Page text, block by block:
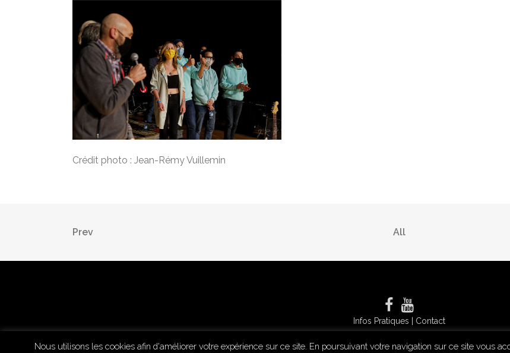
Crédit photo : Jean-Rémy Vuillemin
Prev All
Infos Pratiques Contact
Nous utilisons les cookies afin d'améliorer votre expérience sur ce site. En poursuivant votre navigation sur ce site vous